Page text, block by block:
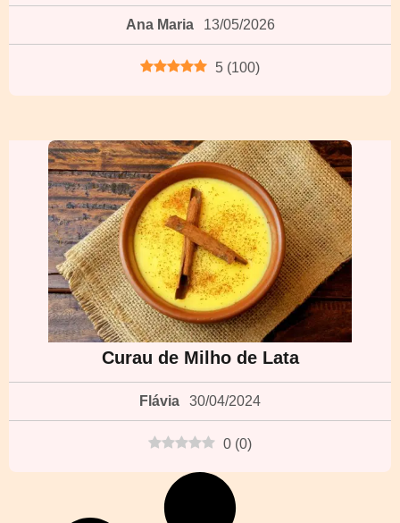
Ana Maria 13/05/2026
5 (100)
Curau de Milho de Lata
Flávia 30/04/2024
0 (0)